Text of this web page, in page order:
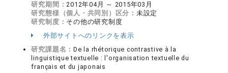
研究期間：2012年04月 ～ 2015年03月
研究態様（個人・共同別）区分： 未設定
研究制度： その他の研究制度
外部サイトへのリンクを表示
研究課題名：De la rhétorique contrastive à la
linguistique textuelle : l'organisation textuelle du
français et du japonais